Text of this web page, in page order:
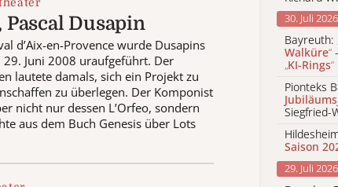
Pascal Dusapin
d’Aix-en-Provence wurde Dusapins
Juni 2008 uraufgeführt. Der
lautete damals, sich ein Projekt zu
zu überlegen. Der Komponist
nicht nur dessen L’Orfeo, sondern
aus dem Buch Genesis über Lots
30. Juli 2026
Bayreuth:
Walküre“
„KI-Rings“
Pionteks
Siegfried-
Saison
29. Juli 2026